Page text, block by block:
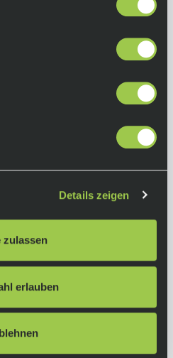
Details zeigen
zulassen
erlauben